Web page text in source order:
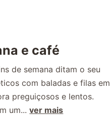
e café
de semana ditam o seu
com baladas e filas em
preguiçosos e lentos.
um...ver mais